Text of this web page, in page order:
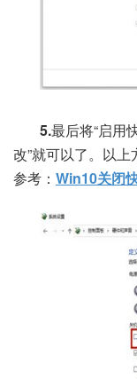
5.最后将“启用
改”就可以了。以
参考： Win10关闭